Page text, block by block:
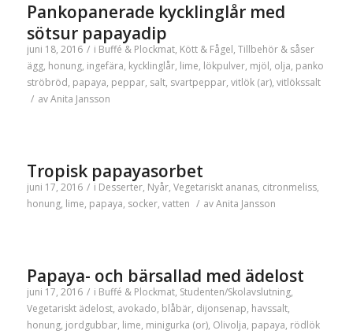
Pankopanerade kycklinglår med
sötsur papayadip
juni 18, 2016 / i Buffé & Plockmat, Kött & Fågel, Tillbehör & såser
ägg, honung, ingefära, kycklinglår, lime, lökpulver, mjöl, olja, panko
ströbröd, papaya, peppar, salt, svartpeppar, vitlök (ar), vitlökssalt
/ avAnita Jansson
Tropisk papayasorbet
juni 17, 2016 / i Desserter, Nyår, Vegetariskt ananas, citronmeliss,
honung, lime, papaya, socker, vatten / avAnita Jansson
Papaya- och bärsallad med ädelost
juni 17, 2016 / i Buffé & Plockmat, Studenten/Skolavslutning,
Vegetariskt ädelost, avokado, blåbär, dijonsenap, havssalt,
honung, jordgubbar, lime, minigurka (or), Olivolja, papaya, rödlök